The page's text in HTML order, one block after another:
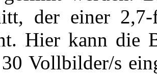
der einer 2,7-
Hier kann die
Vollbilder/s